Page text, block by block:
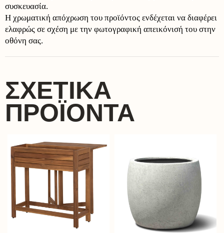
συσκευασία.
Η χρωματική απόχρωση του προϊόντος ενδέχεται να διαφέρει
ελαφρώς σε σχέση με την φωτογραφική απεικόνισή του στην
οθόνη σας.
ΣΧΕΤΙΚΆ
ΠΡΟΪΌΝΤΑ